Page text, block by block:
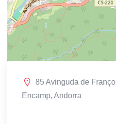
85 Avinguda de
Encamp, Andorra